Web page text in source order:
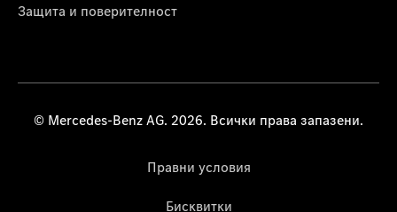
Защита и поверителност
© Mercedes-Benz AG. 2026. Всички права запазени.
Правни условия
Бисквитки